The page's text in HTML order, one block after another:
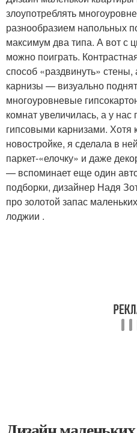
злоупотреблять
разнообразием напольных
максимум два типа. А вот с
можно поиграть.
способ «раздвинуть»
карнизы — визуально
многоуровневые
комнат увеличилась, а у
гипсовыми карнизами. Хотя
новостройке, я сделала в
паркет-«елочку» и даже
— вспоминает еще один
подборки, дизайнер Надя
про золотой запас
лоджии .